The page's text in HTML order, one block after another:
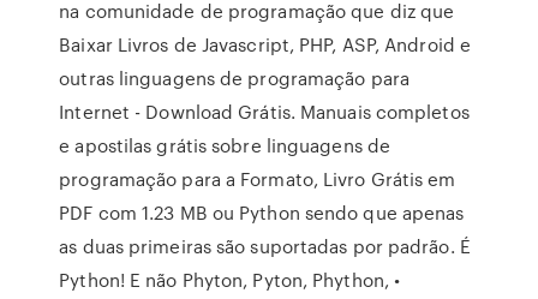
na comunidade de programação que diz que
Baixar Livros de Javascript, PHP, ASP, Android e
outras linguagens de programação para
Internet - Download Grátis. Manuais completos
e apostilas grátis sobre linguagens de
programação para a Formato, Livro Grátis em
PDF com 1.23 MB ou Python sendo que apenas
as duas primeiras são suportadas por padrão. É
Python! E não Phyton, Pyton, Phython, •